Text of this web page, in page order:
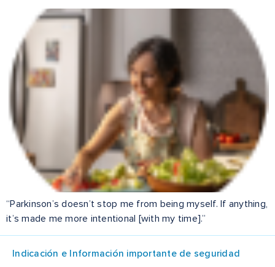
“Parkinson’s doesn’t stop me from being myself. If anything,
it’s made me more intentional [with my time].”
Indicación e Información importante de seguridad